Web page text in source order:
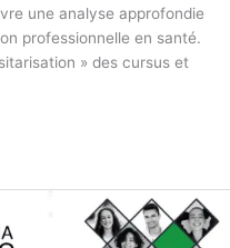
une analyse approfondie
professionnelle en santé.
» des cursus et